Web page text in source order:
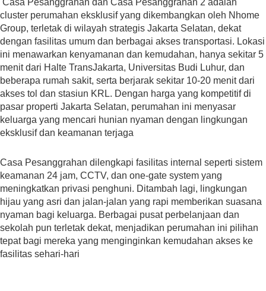
cluster perumahan eksklusif yang dikembangkan oleh Nhome
Group, terletak di wilayah strategis Jakarta Selatan, dekat
dengan fasilitas umum dan berbagai akses transportasi. Lokasi
ini menawarkan kenyamanan dan kemudahan, hanya sekitar 5
menit dari Halte TransJakarta, Universitas Budi Luhur, dan
beberapa rumah sakit, serta berjarak sekitar 10-20 menit dari
akses tol dan stasiun KRL. Dengan harga yang kompetitif di
pasar properti Jakarta Selatan, perumahan ini menyasar
keluarga yang mencari hunian nyaman dengan lingkungan
eksklusif dan keamanan terjaga​
Casa Pesanggrahan dilengkapi fasilitas internal seperti sistem
keamanan 24 jam, CCTV, dan one-gate system yang
meningkatkan privasi penghuni. Ditambah lagi, lingkungan
hijau yang asri dan jalan-jalan yang rapi memberikan suasana
nyaman bagi keluarga. Berbagai pusat perbelanjaan dan
sekolah pun terletak dekat, menjadikan perumahan ini pilihan
tepat bagi mereka yang menginginkan kemudahan akses ke
fasilitas sehari-hari